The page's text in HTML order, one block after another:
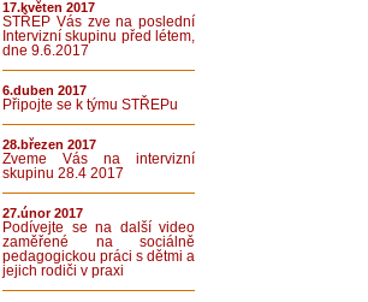
17.květen 2017
STŘEP Vás zve na poslední
Intervizní skupinu před létem,
dne 9.6.2017
6.duben 2017
Připojte se k týmu STŘEPu
28.březen 2017
Zveme Vás na intervizní
skupinu 28.4 2017
27.únor 2017
Podívejte se na další video
zaměřené na sociálně
pedagogickou práci s dětmi a
jejich rodiči v praxi